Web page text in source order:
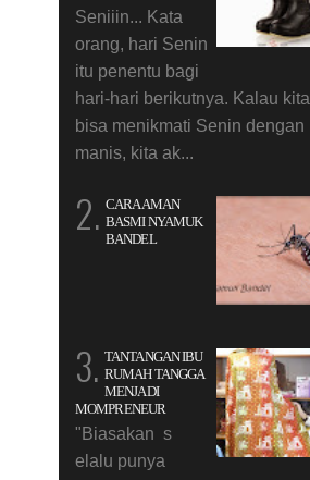
Seniiin... Kata
orang, hari Senin
itu penentu bagi
hari-hari berikutnya. Kalau kita
bisa menikmati Senin dengan
manis, kita ak...
CARA AMAN
BASMI NYAMUK
BANDEL
TANTANGAN IBU
RUMAH TANGGA
MENJADI
MOMPRENEUR
"Biasakan s
elalu punya